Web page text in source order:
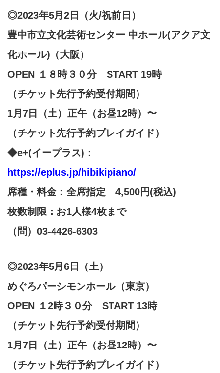
◎2023年5月2日（火/祝前日）
豊中市立文化芸術センター 中ホール(アクア文
化ホール)（大阪）
OPEN １８時３０分 START 19時
（チケット先行予約受付期間）
1月7日（土）正午（お昼12時）〜
（チケット先行予約プレイガイド）
◆e+(イープラス)：
https://eplus.jp/hibikipiano/
席種・料金：全席指定 4,500円(税込)
枚数制限：お1人様4枚まで
（問）03-4426-6303
◎2023年5月6日（土）
めぐろパーシモンホール（東京）
OPEN １2時３０分 START 13時
（チケット先行予約受付期間）
1月7日（土）正午（お昼12時）〜
（チケット先行予約プレイガイド）